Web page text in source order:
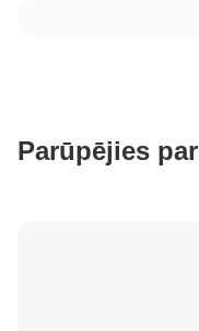
Parūpējies